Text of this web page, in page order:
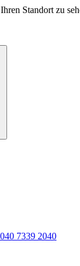
Standort zu
040 7339 2040